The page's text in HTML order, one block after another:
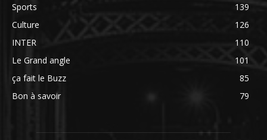
Sports
139
Culture
126
INTER
110
Le Grand angle
101
ça fait le Buzz
85
Bon à savoir
79